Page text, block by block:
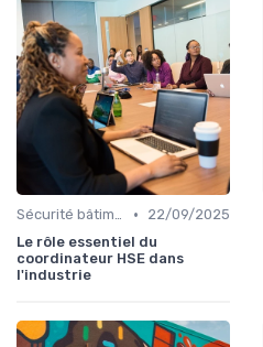
Sécurité bâtiments •
22/09/2025
Le rôle essentiel du
coordinateur HSE dans
l'industrie